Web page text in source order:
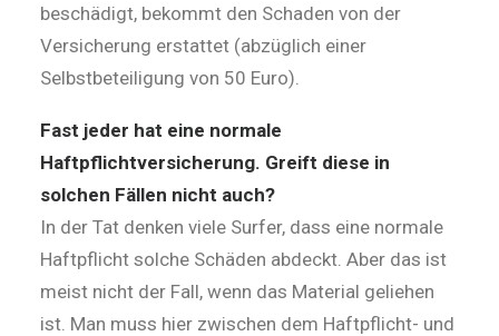
beschädigt, bekommt den Schaden von der
Versicherung erstattet (abzüglich einer
Selbstbeteiligung von 50 Euro).
Fast jeder hat eine normale
Haftpflichtversicherung. Greift diese in
solchen Fällen nicht auch?
In der Tat denken viele Surfer, dass eine normale
Haftpflicht solche Schäden abdeckt. Aber das ist
meist nicht der Fall, wenn das Material geliehen
ist. Man muss hier zwischen dem Haftpflicht- und